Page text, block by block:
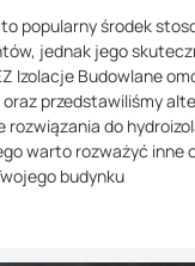
popularny środek
jednak jego
Izolacje Budowlane
oraz przedstawiliśmy
rozwiązania do
warto rozważyć inne
budynku